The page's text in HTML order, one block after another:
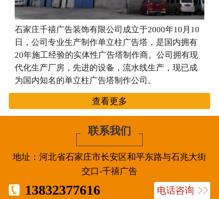
石家庄千禧广告装饰有限公司成立于2000年10月10
日，公司专业生产制作单立柱广告塔，是国内拥有
20年施工经验的实体性广告塔制作商。公司拥有现
代化生产厂房，先进的设备，流水线生产，现已成
为国内知名的单立柱广告塔制作公司。
查看更多
联系我们
地址：河北省石家庄市长安区和平东路与石兆大街
交口-千禧广告
13832377616 电话咨询